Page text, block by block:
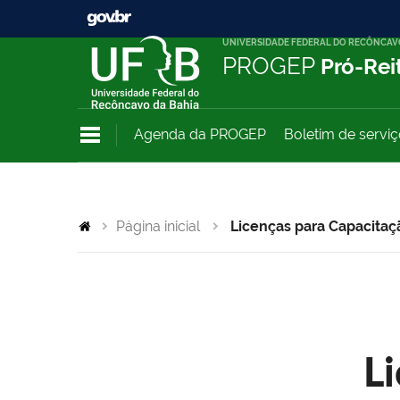
UNIVERSIDADE FEDERAL DO
PROGEP Pró-
Agenda da PROGEP Boletim de
Página inicial Licenças para